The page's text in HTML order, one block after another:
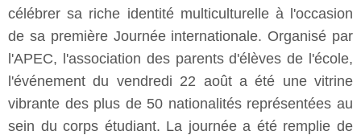
célébrer sa riche identité multiculturelle à l'occasion
de sa première Journée internationale. Organisé par
l'APEC, l'association des parents d'élèves de l'école,
l'événement du vendredi 22 août a été une vitrine
vibrante des plus de 50 nationalités représentées au
sein du corps étudiant. La journée a été remplie de